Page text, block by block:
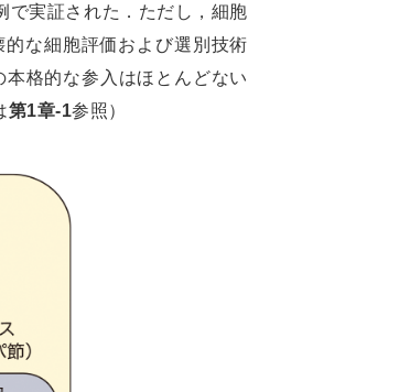
で実証された．ただし，細胞
な細胞評価および選別技術
格的な参入はほとんどない
第1章-1参照）